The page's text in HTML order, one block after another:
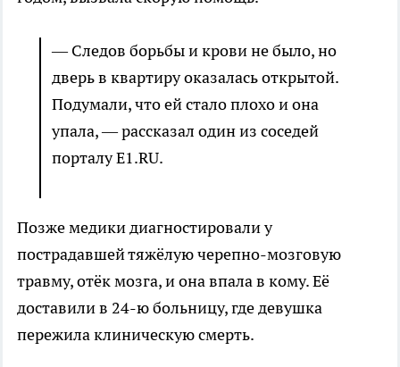
— Следов борьбы и крови не было, но
дверь в квартиру оказалась открытой.
Подумали, что ей стало плохо и она
упала, — рассказал один из соседей
порталу E1.RU.
Позже медики диагностировали у
пострадавшей тяжёлую черепно-мозговую
травму, отёк мозга, и она впала в кому. Её
доставили в 24-ю больницу, где девушка
пережила клиническую смерть.